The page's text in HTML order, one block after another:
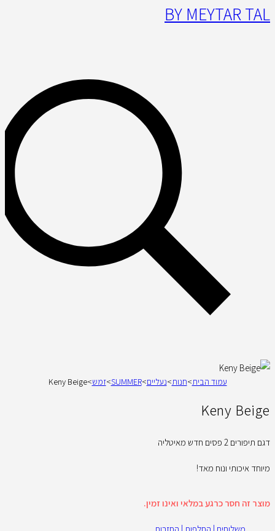
BY MEYTAR TAL
עמוד הבית>חנות>נעליים>
SUMMER
>זמש>
Keny Beige
Keny Beige
דגם תיפורים 2 פסים חדש מאיטליה
מיוחד איכותי ונוח מאד!
מוצר זה חסר כרגע במלאי ואינו זמין.